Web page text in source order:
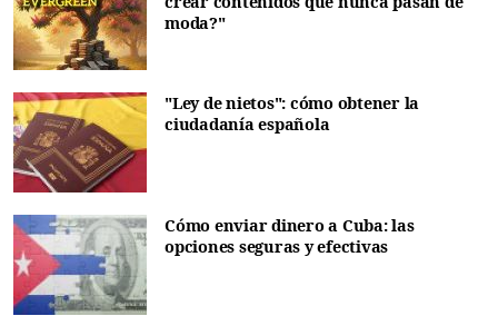
moda?"
"Ley de nietos": cómo obtener la
ciudadanía española
Cómo enviar dinero a Cuba: las
opciones seguras y efectivas